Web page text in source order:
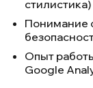
стилистика)
Понимание
Опыт
Google